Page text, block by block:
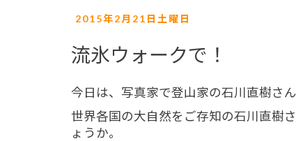
2015年2月21日土曜日
流氷ウォークで！
今日は、写真家で登山家の石川直樹さ
世界各国の大自然をご存知の石川直樹
ょうか。